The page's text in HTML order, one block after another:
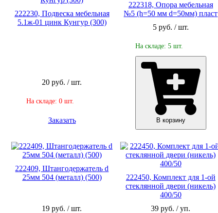
222230, Подвеска мебельная
5.1ж-01 цинк Кунгур (300)
20 руб. / шт.
На складе: 0 шт.
Заказать
222318, Опора мебельная
№5 (h=50 мм d=50мм) пласт
5 руб. / шт.
На складе: 5 шт.
В корзину
222409, Штангодержатель d
25мм 504 (металл) (500)
19 руб. / шт.
222450, Комплект для 1-ой
стеклянной двери (никель)
400/50
39 руб. / уп.